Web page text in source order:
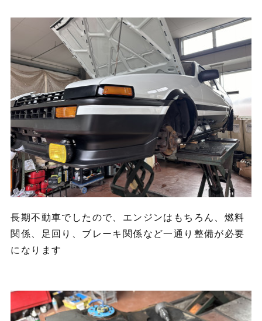
長期不動車でしたので、エンジンはもちろん、燃料
関係、足回り、ブレーキ関係など一通り整備が必要
になります